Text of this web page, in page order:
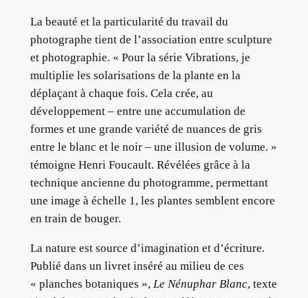
La beauté et la particularité du travail du
photographe tient de l’association entre sculpture
et photographie. « Pour la série Vibrations, je
multiplie les solarisations de la plante en la
déplaçant à chaque fois. Cela crée, au
développement – entre une accumulation de
formes et une grande variété de nuances de gris
entre le blanc et le noir – une illusion de volume. »
témoigne Henri Foucault. Révélées grâce à la
technique ancienne du photogramme, permettant
une image à échelle 1, les plantes semblent encore
en train de bouger.
La nature est source d’imagination et d’écriture.
Publié dans un livret inséré au milieu de ces
« planches botaniques », Le Nénuphar Blanc, texte